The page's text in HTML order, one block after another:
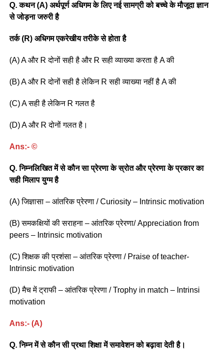
Q. कथन (A) अर्थपूर्ण अधिगम के लिए नई सामग्री को बच्चे के मौजूदा ज्ञान
से जोड़ना जरुरी है
तर्क (R) अधिगम एकरेखीय तरीके से होता है
(A) A और R दोनों सही है और R सही व्याख्या करता है A की
(B) A और R दोनों सही है लेकिन R सही व्याख्या नहीं है A की
(C) A सही है लेकिन R गलत है
(D) A और R दोनों गलत है।
Ans:- ©
Q. निम्नलिखित में से कौन सा प्रेरणा के स्रोत और प्रेरणा के प्रकार का
सही मिलाप युग्म है
(A) जिज्ञासा – आंतरिक प्रेरणा / Curiosity – Intrinsic motivation
(B) समकक्षियों की सराहना – आंतरिक प्रेरणा/ Appreciation from
peers – Intrinsic motivation
(C) शिक्षक की प्रशंसा – आंतरिक प्रेरणा / Praise of teacher-
Intrinsic motivation
(D) मैच में ट्राफी – आंतरिक प्रेरणा / Trophy in match – Intrinsi
motivation
Ans:- (A)
Q. निम्न में से कौन सी प्रथा शिक्षा में समावेशन को बढ़ावा देती है।